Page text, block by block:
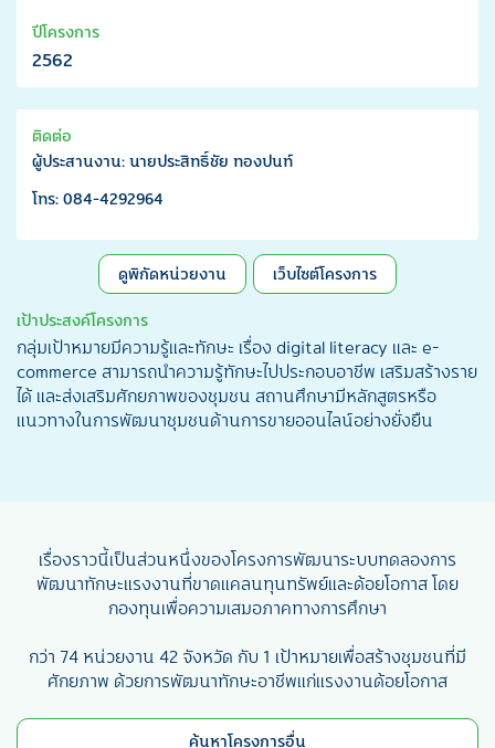
ปีโครงการ
2562
ติดต่อ
ผู้ประสานงาน: นายประสิทธิ์ชัย ทองปนท์
โทร: 084-4292964
ดูพิกัดหน่วยงาน
เว็บไซต์โครงการ
เป้าประสงค์โครงการ
กลุ่มเป้าหมายมีความรู้และทักษะ เรื่อง digital literacy และ e-
commerce สามารถนำความรู้ทักษะไปประกอบอาชีพ เสริมสร้างราย
ได้ และส่งเสริมศักยภาพของชุมชน สถานศึกษามีหลักสูตรหรือ
แนวทางในการพัฒนาชุมชนด้านการขายออนไลน์อย่างยั่งยืน
เรื่องราวนี้เป็นส่วนหนึ่งของโครงการพัฒนาระบบทดลองการ
พัฒนาทักษะแรงงานที่ขาดแคลนทุนทรัพย์และด้อยโอกาส โดย
กองทุนเพื่อความเสมอภาคทางการศึกษา
กว่า 74 หน่วยงาน 42 จังหวัด กับ 1 เป้าหมายเพื่อสร้างชุมชนที่มี
ศักยภาพ ด้วยการพัฒนาทักษะอาชีพแก่แรงงานด้อยโอกาส
ค้นหาโครงการอื่น